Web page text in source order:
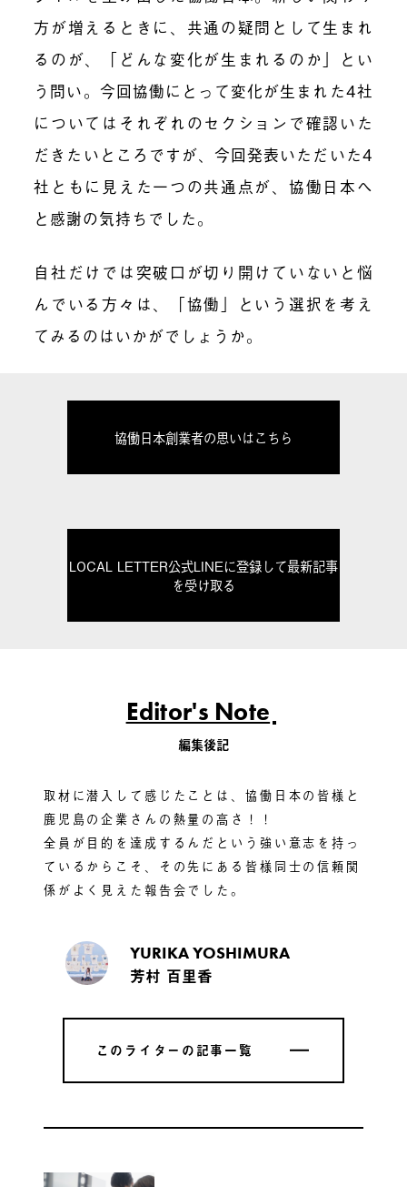
方が増えるときに、共通の疑問として生まれ
るのが、「どんな変化が生まれるのか」とい
う問い。今回協働にとって変化が生まれた4社
についてはそれぞれのセクションで確認いた
だきたいところですが、今回発表いただいた4
社ともに見えた一つの共通点が、協働日本へ
と感謝の気持ちでした。
自社だけでは突破口が切り開けていないと悩
んでいる方々は、「協働」という選択を考え
てみるのはいかがでしょうか。
協働日本創業者の思いはこちら
LOCAL LETTER公式LINEに登録して最新記事
を受け取る
Editor's Note
編集後記
取材に潜入して感じたことは、協働日本の皆様と
鹿児島の企業さんの熱量の高さ！！
全員が目的を達成するんだという強い意志を持っ
ているからこそ、その先にある皆様同士の信頼関
係がよく見えた報告会でした。
YURIKA YOSHIMURA
芳村 百里香
このライターの記事一覧
このライターの記事一覧